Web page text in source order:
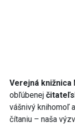
Verejná knižnica
obľúbenej
vášnivý knihomoľ
čítaniu – naša